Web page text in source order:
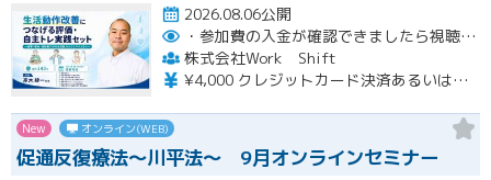
2026.08.06公開
・参加費の入金が確認できましたら視聴用URLとパスワードおよび資料をお申込みいただきましたメールアドレスに送付します。
株式会社Work Shift
¥4,000 クレジットカード決済あるいは銀行振込となります。
New オンライン(WEB)
促通反復療法〜川平法〜 9月オンラインセミナー